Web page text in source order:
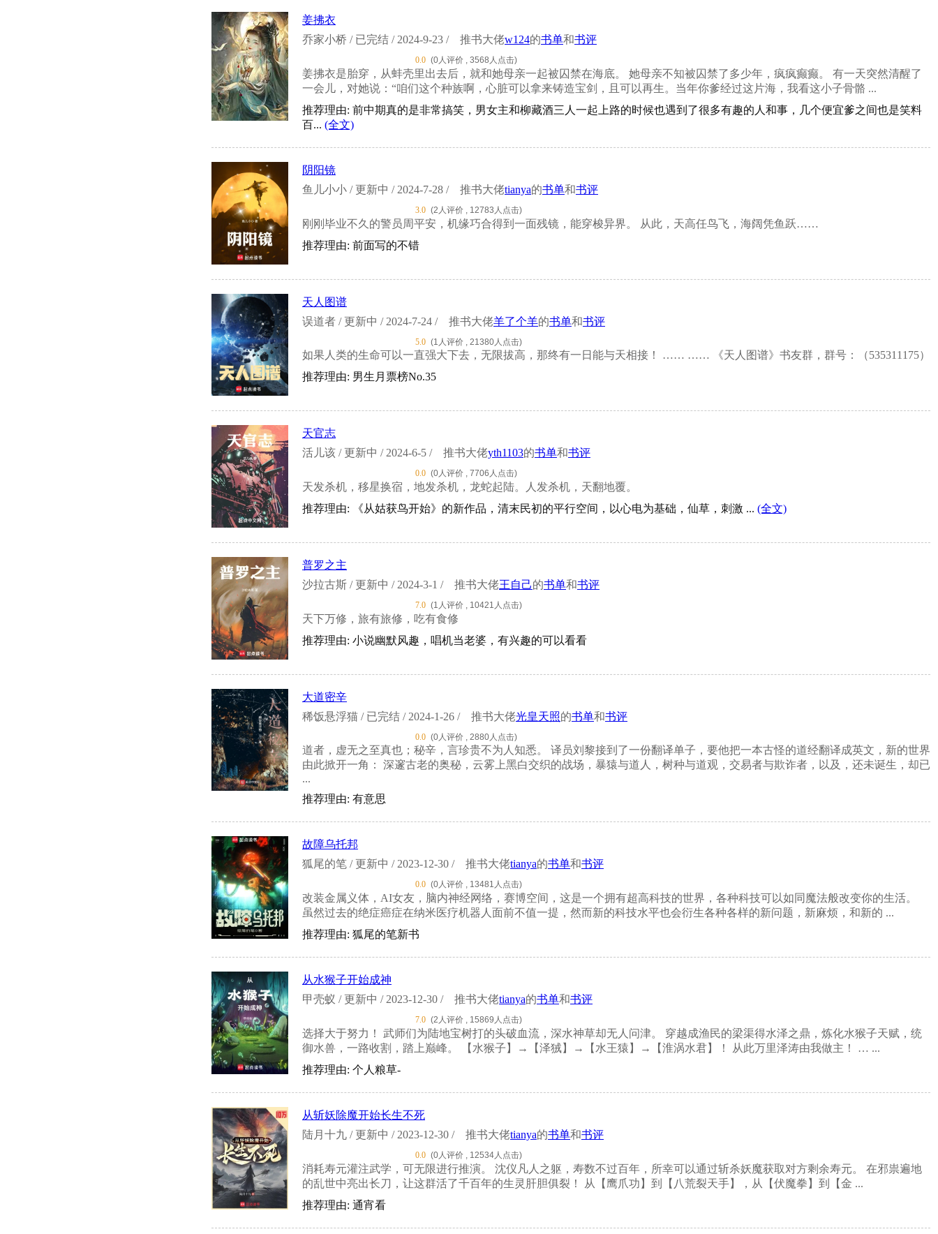
姜拂衣
乔家小桥 / 已完结 / 2024-9-23 /
推书大佬w124的书单和书评
0.0 (0人评价 , 3568人点击)
姜拂衣是胎穿，从蚌壳里出去后，就和她母亲一起被囚禁在海底。 她母亲不知被囚禁了多少年，疯疯癫癫。 有一天突然清醒了
一会儿，对她说：“咱们这个种族啊，心脏可以拿来铸造宝剑，且可以再生。当年你爹经过这片海，我看这小子骨骼 ...
推荐理由: 前中期真的是非常搞笑，男女主和柳藏酒三人一起上路的时候也遇到了很多有趣的人和事，几个便宜爹之间也是笑料
百... (全文)
阴阳镜
鱼儿小小 / 更新中 / 2024-7-28 /
推书大佬tianya的书单和书评
3.0 (2人评价 , 12783人点击)
刚刚毕业不久的警员周平安，机缘巧合得到一面残镜，能穿梭异界。 从此，天高任鸟飞，海阔凭鱼跃……
推荐理由: 前面写的不错
天人图谱
误道者 / 更新中 / 2024-7-24 /
推书大佬羊了个羊的书单和书评
5.0 (1人评价 , 21380人点击)
如果人类的生命可以一直强大下去，无限拔高，那终有一日能与天相接！ …… …… 《天人图谱》书友群，群号：（535311175）
推荐理由: 男生月票榜No.35
天官志
活儿该 / 更新中 / 2024-6-5 /
推书大佬yth1103的书单和书评
0.0 (0人评价 , 7706人点击)
天发杀机，移星换宿，地发杀机，龙蛇起陆。人发杀机，天翻地覆。
推荐理由: 《从姑获鸟开始》的新作品，清末民初的平行空间，以心电为基础，仙草，刺激 ... (全文)
普罗之主
沙拉古斯 / 更新中 / 2024-3-1 /
推书大佬王自己的书单和书评
7.0 (1人评价 , 10421人点击)
天下万修，旅有旅修，吃有食修
推荐理由: 小说幽默风趣，唱机当老婆，有兴趣的可以看看
大道密辛
稀饭悬浮猫 / 已完结 / 2024-1-26 /
推书大佬光皇天照的书单和书评
0.0 (0人评价 , 2880人点击)
道者，虚无之至真也；秘辛，言珍贵不为人知悉。 译员刘黎接到了一份翻译单子，要他把一本古怪的道经翻译成英文，新的世界
由此掀开一角： 深邃古老的奥秘，云雾上黑白交织的战场，暴猿与道人，树种与道观，交易者与欺诈者，以及，还未诞生，却已
...
推荐理由: 有意思
故障乌托邦
狐尾的笔 / 更新中 / 2023-12-30 /
推书大佬tianya的书单和书评
0.0 (0人评价 , 13481人点击)
改装金属义体，AI女友，脑内神经网络，赛博空间，这是一个拥有超高科技的世界，各种科技可以如同魔法般改变你的生活。
虽然过去的绝症癌症在纳米医疗机器人面前不值一提，然而新的科技水平也会衍生各种各样的新问题，新麻烦，和新的 ...
推荐理由: 狐尾的笔新书
从水猴子开始成神
甲壳蚁 / 更新中 / 2023-12-30 /
推书大佬tianya的书单和书评
7.0 (2人评价 , 15869人点击)
选择大于努力！ 武师们为陆地宝树打的头破血流，深水神草却无人问津。 穿越成渔民的梁渠得水泽之鼎，炼化水猴子天赋，统
御水兽，一路收割，踏上巅峰。 【水猴子】→【泽狨】→【水王猿】→【淮涡水君】！ 从此万里泽涛由我做主！ … ...
推荐理由: 个人粮草-
从斩妖除魔开始长生不死
陆月十九 / 更新中 / 2023-12-30 /
推书大佬tianya的书单和书评
0.0 (0人评价 , 12534人点击)
消耗寿元灌注武学，可无限进行推演。 沈仪凡人之躯，寿数不过百年，所幸可以通过斩杀妖魔获取对方剩余寿元。 在邪祟遍地
的乱世中亮出长刀，让这群活了千百年的生灵肝胆俱裂！ 从【鹰爪功】到【八荒裂天手】，从【伏魔拳】到【金 ...
推荐理由: 通宵看